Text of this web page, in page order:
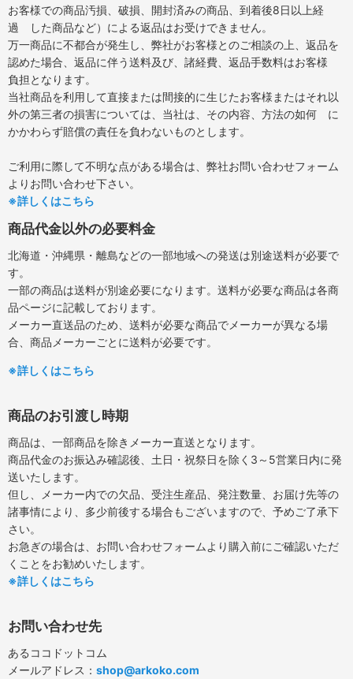
お客様での商品汚損、破損、開封済みの商品、到着後8日以上経
過 した商品など）による返品はお受けできません。
万一商品に不都合が発生し、弊社がお客様とのご相談の上、返品を
認めた場合、返品に伴う送料及び、諸経費、返品手数料はお客様
負担となります。
当社商品を利用して直接または間接的に生じたお客様またはそれ以
外の第三者の損害については、当社は、その内容、方法の如何 に
かかわらず賠償の責任を負わないものとします。
ご利用に際して不明な点がある場合は、弊社お問い合わせフォーム
よりお問い合わせ下さい。
※詳しくはこちら
商品代金以外の必要料金
北海道・沖縄県・離島などの一部地域への発送は別途送料が必要で
す。
一部の商品は送料が別途必要になります。送料が必要な商品は各商
品ページに記載しております。
メーカー直送品のため、送料が必要な商品でメーカーが異なる場
合、商品メーカーごとに送料が必要です。
※詳しくはこちら
商品のお引渡し時期
商品は、一部商品を除きメーカー直送となります。
商品代金のお振込み確認後、土日・祝祭日を除く3～5営業日内に発
送いたします。
但し、メーカー内での欠品、受注生産品、発注数量、お届け先等の
諸事情により、多少前後する場合もございますので、予めご了承下
さい。
お急ぎの場合は、お問い合わせフォームより購入前にご確認いただ
くことをお勧めいたします。
※詳しくはこちら
お問い合わせ先
あるココドットコム
メールアドレス： shop@arkoko.com